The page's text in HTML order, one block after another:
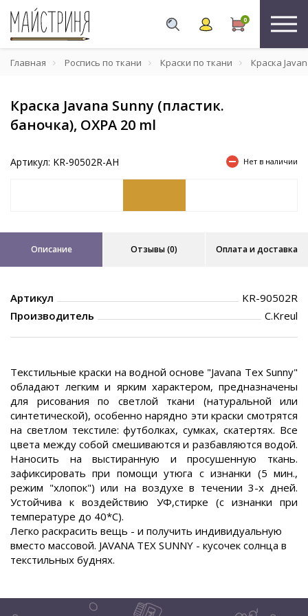
0
Главная Роспись по ткани Краски по ткани Краска
Краска Javana Sunny (пластик.
баночка), ОХРА 20 ml
Артикул: KR-90502R-AH Нет в наличии
Описание Отзывы (0) Оплата и доставка
Артикул
KR-90502R
Производитель
C.Kreul
Текстильные краски на водной основе "Javana Tex Sunny"
обладают легким и ярким характером, предназначены
для рисования по светлой ткани (натуральной или
синтетической), особенно нарядно эти краски смотрятся
на светлом текстиле: футболках, сумках, скатертях. Все
цвета между собой смешиваются и разбавляются водой.
Наносить на выстиранную и просушенную ткань.
зафиксировать при помощи утюга с изнанки (5 мин.,
режим "хлопок") или на воздухе в течении 3-х дней.
Устойчива к воздействию УФ,стирке (с изнанки при
температуре до 40*С).
Легко раскрасить вещь - и получить индивидуальную
вместо массовой. JAVANA TEX SUNNY - кусочек солнца в
текстильных буднях.